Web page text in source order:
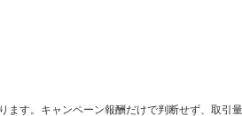
す。キャンペーン報酬だけで判断せず、取引量